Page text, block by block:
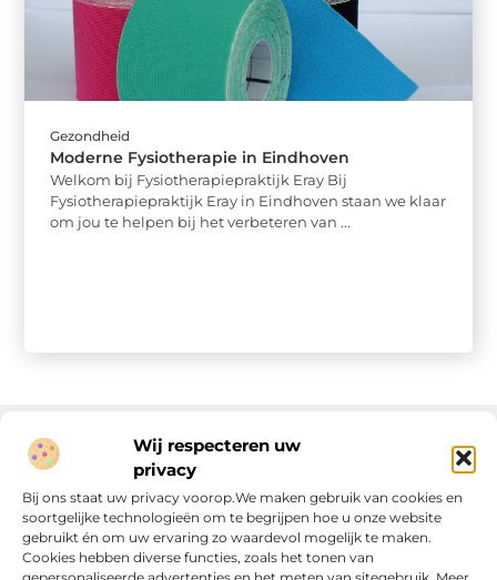
Wij respecteren uw
privacy
Bij ons staat uw privacy voorop.We maken gebruik van cookies en
soortgelijke technologieën om te begrijpen hoe u onze website
gebruikt én om uw ervaring zo waardevol mogelijk te maken.
Cookies hebben diverse functies, zoals het tonen van
Gezondheid
Moderne Fysiotherapie in Eindhoven
Welkom bij Fysiotherapiepraktijk Eray Bij
Fysiotherapiepraktijk Eray in Eindhoven staan we klaar
om jou te helpen bij het verbeteren van ...
Onze informatie